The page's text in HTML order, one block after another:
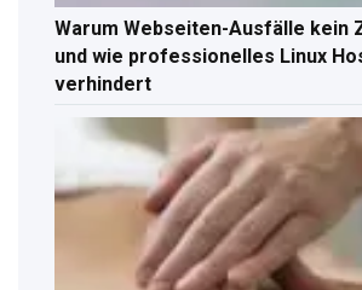
Warum Webseiten-Ausfälle kein
und wie professionelles Linux
verhindert